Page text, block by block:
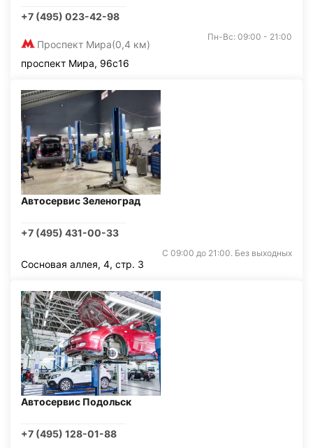
+7 (495) 023-42-98
Проспект Мира(0,4 км)
Пн-Вс: 09:00 - 21:00
проспект Мира, 96с16
Автосервис Зеленоград
+7 (495) 431-00-33
С 09:00 до 21:00. Без выходных
Сосновая аллея, 4, стр. 3
Автосервис Подольск
+7 (495) 128-01-88